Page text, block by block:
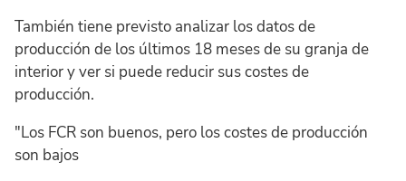
También tiene previsto analizar los datos de
producción de los últimos 18 meses de su granja de
interior y ver si puede reducir sus costes de
producción.
"Los FCR son buenos, pero los costes de producción
son bajos